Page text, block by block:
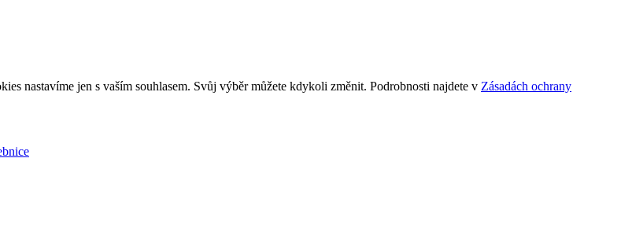
nastavíme jen s vaším souhlasem. Svůj výběr můžete kdykoli změnit. Podrobnosti najdete v Zásadách ochrany